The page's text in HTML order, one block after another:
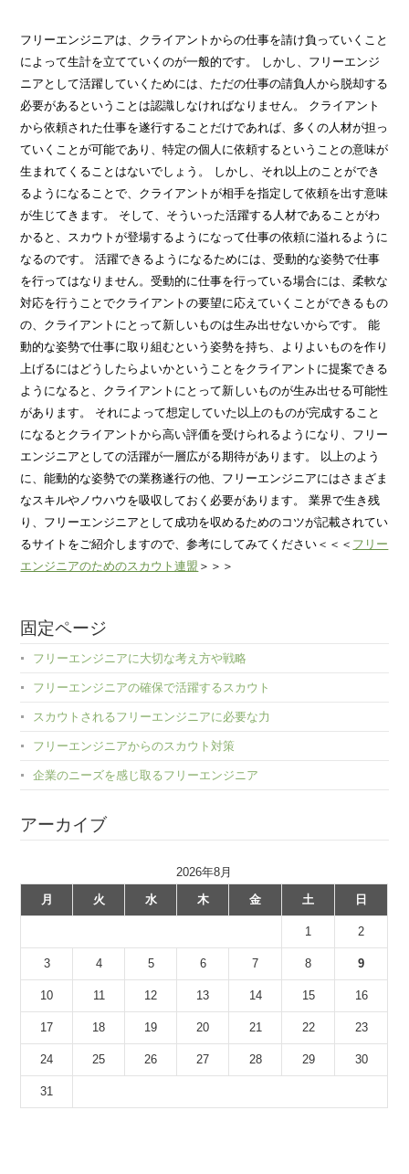
フリーエンジニアは、クライアントからの仕事を請け負っていくこと
によって生計を立てていくのが一般的です。 しかし、フリーエンジ
ニアとして活躍していくためには、ただの仕事の請負人から脱却する
必要があるということは認識しなければなりません。 クライアント
から依頼された仕事を遂行することだけであれば、多くの人材が担っ
ていくことが可能であり、特定の個人に依頼するということの意味が
生まれてくることはないでしょう。 しかし、それ以上のことができ
るようになることで、クライアントが相手を指定して依頼を出す意味
が生じてきます。 そして、そういった活躍する人材であることがわ
かると、スカウトが登場するようになって仕事の依頼に溢れるように
なるのです。 活躍できるようになるためには、受動的な姿勢で仕事
を行ってはなりません。受動的に仕事を行っている場合には、柔軟な
対応を行うことでクライアントの要望に応えていくことができるもの
の、クライアントにとって新しいものは生み出せないからです。 能
動的な姿勢で仕事に取り組むという姿勢を持ち、よりよいものを作り
上げるにはどうしたらよいかということをクライアントに提案できる
ようになると、クライアントにとって新しいものが生み出せる可能性
があります。 それによって想定していた以上のものが完成すること
になるとクライアントから高い評価を受けられるようになり、フリー
エンジニアとしての活躍が一層広がる期待があります。 以上のよう
に、能動的な姿勢での業務遂行の他、フリーエンジニアにはさまざま
なスキルやノウハウを吸収しておく必要があります。 業界で生き残
り、フリーエンジニアとして成功を収めるためのコツが記載されてい
るサイトをご紹介しますので、参考にしてみてください＜＜＜ フリー
エンジニアのためのスカウト連盟 ＞＞＞
固定ページ
フリーエンジニアに大切な考え方や戦略
フリーエンジニアの確保で活躍するスカウト
スカウトされるフリーエンジニアに必要な力
フリーエンジニアからのスカウト対策
企業のニーズを感じ取るフリーエンジニア
アーカイブ
2026年8月
月
火 水 木 金 土 日
1 2
3 4 5 6 7 8 9
10 11 12 13 14 15 16
17 18 19 20 21 22 23
24 25 26 27 28 29 30
31